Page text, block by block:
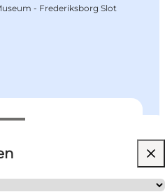
- Frederiksborg Slot